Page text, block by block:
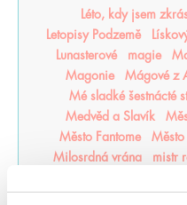
Léto, kdy jsem
Letopisy Podzemě
Lunasterové
magie
Magonie
Mágové z
Mé sladké šestnácté
Medvěd a Slavík
Město Fantome
Milosrdná vrána
mistr